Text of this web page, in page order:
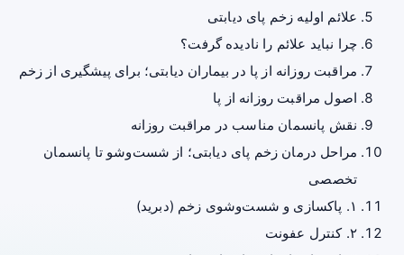
علائم اولیه زخم پای دیابتی
چرا نباید علائم را نادیده گرفت؟
مراقبت روزانه از پا در بیماران دیابتی؛ برای پیشگیری از زخم
اصول مراقبت روزانه از پا
نقش پانسمان مناسب در مراقبت روزانه
مراحل درمان زخم پای دیابتی؛ از شست‌وشو تا پانسمان
تخصصی
۱. پاکسازی و شست‌وشوی زخم (دبرید)
۲. کنترل عفونت